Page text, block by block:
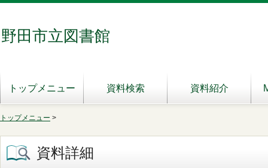
野田市立図書館
トップメニュー 資料検索 資料紹介
トップメニュー >
資料詳細